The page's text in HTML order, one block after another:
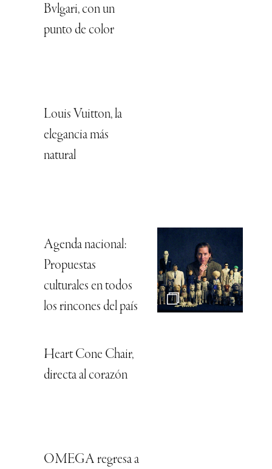
Bvlgari, con un
punto de color
Louis Vuitton, la
elegancia más
natural
Agenda nacional:
Propuestas
culturales en todos
los rincones del país
Heart Cone Chair,
directa al corazón
OMEGA regresa a